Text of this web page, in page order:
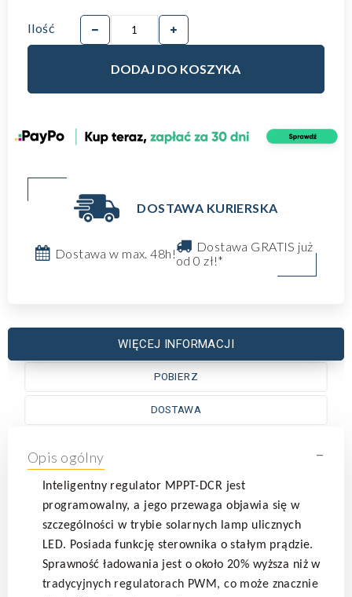
Ilość
DODAJ DO KOSZYKA
DOSTAWA KURIERSKA
Dostawa w max. 48h!
Dostawa GRATIS już
od 0 zł!*
WIĘCEJ INFORMACJI
POBIERZ
DOSTAWA
Opis ogólny -
nteligentny regulator MPPT-DCR jest
programowalny, a jego przewaga objawia się w
szczególności w trybie solarnych lamp ulicznych
LED. Posiada funkcję sterownika o stałym prądzie.
Sprawność ładowania jest o około 20% wyższa niż w
tradycyjnych regulatorach PWM, co może znacznie